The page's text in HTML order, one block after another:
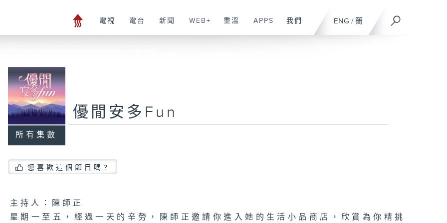
ENG / 簡
電視 電台 新聞 WEB+ 重溫 APPS 我們
所有集數
優閒安多Fun
您喜歡這個節目嗎?
主持人：陳師正
星期一至五，經過一天的辛勞，陳師正邀請你進入她的生活小品商店，欣賞為你精挑